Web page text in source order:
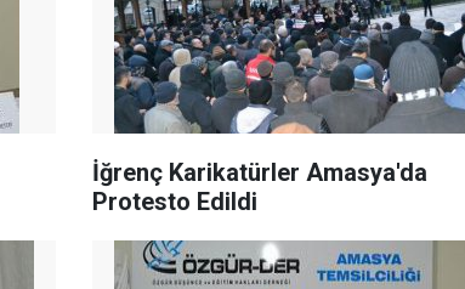
İğrenç Karikatürler Amasya'da
Protesto Edildi